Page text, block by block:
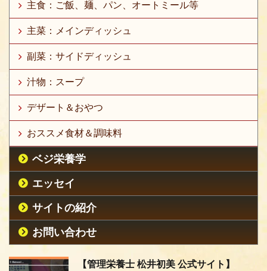
主食：ご飯、麺、パン、オートミール等
主菜：メインディッシュ
副菜：サイドディッシュ
汁物：スープ
デザート＆おやつ
おススメ食材＆調味料
ベジ栄養学
エッセイ
サイトの紹介
お問い合わせ
【管理栄養士 松井初美 公式サイト】